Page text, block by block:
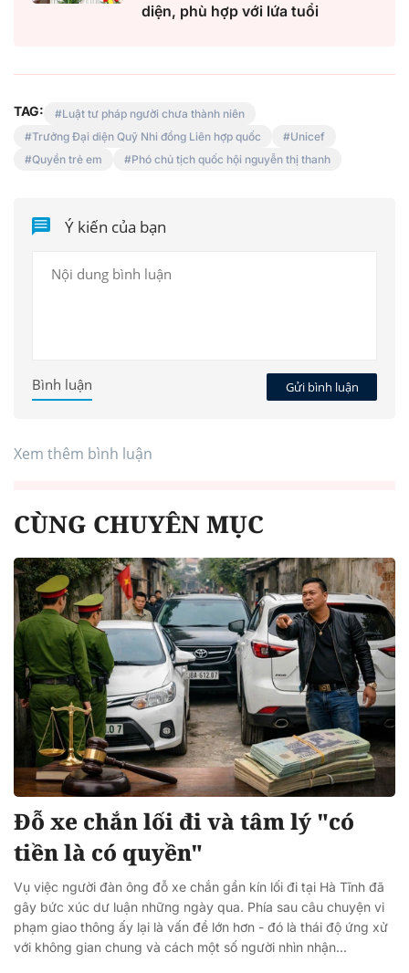
diện, phù hợp với lứa tuổi
TAG:
Luật tư pháp người chưa thành niên
Trưởng Đại diện Quỹ Nhi đồng Liên hợp quốc
Unicef
Quyền trẻ em
Phó chủ tịch quốc hội nguyễn thị thanh
Ý kiến của bạn
Gửi bình luận
Bình luận
Xem thêm bình luận
CÙNG CHUYÊN MỤC
Đỗ xe chắn lối đi và tâm lý "có
tiền là có quyền"
Vụ việc người đàn ông đỗ xe chắn gần kín lối đi tại Hà Tĩnh đã
gây bức xúc dư luận những ngày qua. Phía sau câu chuyện vi
phạm giao thông ấy lại là vấn đề lớn hơn - đó là thái độ ứng xử
với không gian chung và cách một số người nhìn nhận...